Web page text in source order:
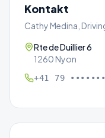
Kontakt
Cathy Medina,
Rte de Duillier 6
1260 Nyon
+41 79 •••••••